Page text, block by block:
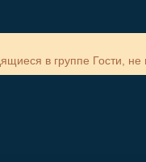
в группе Гости ,